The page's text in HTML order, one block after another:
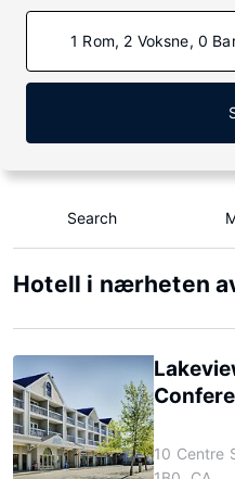
1 Rom, 2 Voksne, 0
Search
Hotell i nærheten
10 Centre